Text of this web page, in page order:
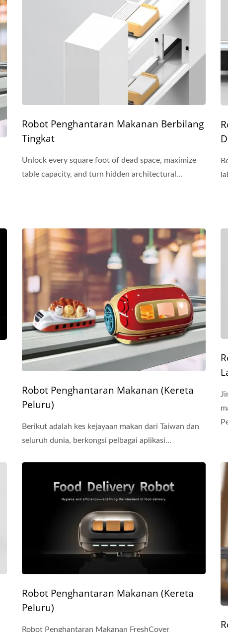
Robot Penghantaran Makanan Berbilang
Tingkat
Unlock every square foot of dead space, maximize
table capacity, and turn hidden architectural...
Robot Penghantaran Makanan (Kereta
Peluru)
Berikut adalah kes kejayaan makan dari Taiwan dan
seluruh dunia, berkongsi pelbagai aplikasi...
Robot Penghantaran Makanan (Kereta
Peluru)
Robot Penghantaran Makanan FreshCover